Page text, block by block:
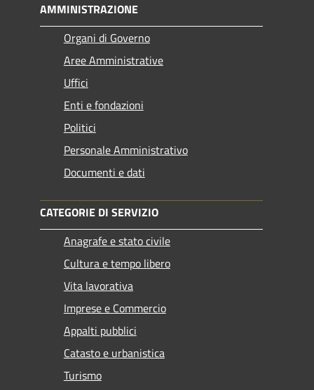
AMMINISTRAZIONE
Organi di Governo
Aree Amministrative
Uffici
Enti e fondazioni
Politici
Personale Amministrativo
Documenti e dati
CATEGORIE DI SERVIZIO
Anagrafe e stato civile
Cultura e tempo libero
Vita lavorativa
Imprese e Commercio
Appalti pubblici
Catasto e urbanistica
Turismo